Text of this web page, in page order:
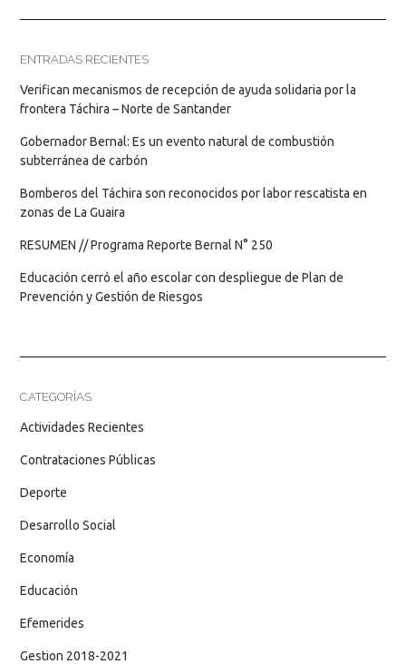
ENTRADAS RECIENTES
Verifican mecanismos de recepción de ayuda solidaria por la
frontera Táchira – Norte de Santander
Gobernador Bernal: Es un evento natural de combustión
subterránea de carbón
Bomberos del Táchira son reconocidos por labor rescatista en
zonas de La Guaira
RESUMEN // Programa Reporte Bernal N° 250
Educación cerró el año escolar con despliegue de Plan de
Prevención y Gestión de Riesgos
CATEGORÍAS
Actividades Recientes
Contrataciones Públicas
Deporte
Desarrollo Social
Economía
Educación
Efemerides
Gestion 2018-2021